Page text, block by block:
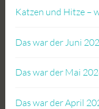
Katzen und Hitze –
Das war der Juni
Das war der Mai
Das war der April